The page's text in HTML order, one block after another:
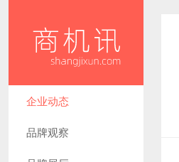
企业动态
品牌观察